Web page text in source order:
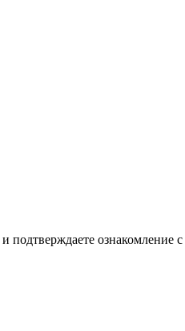
и подтверждаете ознакомление с